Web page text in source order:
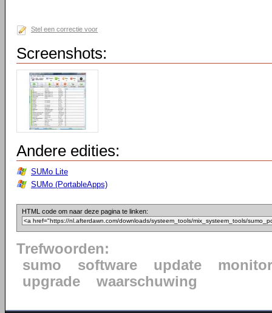
Stel een correctie voor
Screenshots:
Andere edities:
SUMo Lite
SUMo (PortableApps)
HTML code om naar deze pagina te linken:
Trefwoorden:
sumo
software update
monitor
upgrade
waarschuwing